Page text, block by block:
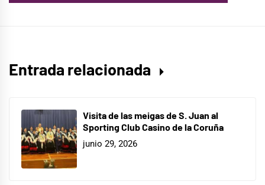
Entrada relacionada
Visita de las meigas de S. Juan al
Sporting Club Casino de la Coruña
junio 29, 2026